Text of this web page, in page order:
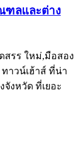
ฑลและต่าง
สรร ใหม่,มือสอง
าวน์เฮ้าส์ ที่น่า
งหวัด ที่เยอะ